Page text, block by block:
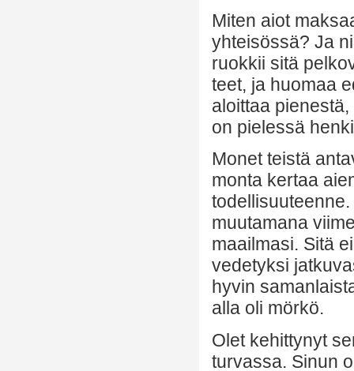
Miten aiot
yhteisössä? Ja
ruokkii sitä
teet, ja huomaa
aloittaa
on pielessä
Monet teistä
monta kertaa
muutamana
maailmasi. Sitä
vedetyksi
hyvin
alla oli mörkö.
Olet kehittynyt
turvassa. Sinun